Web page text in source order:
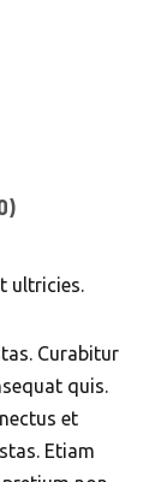
ultricies.
Curabitur
quis.
et
Etiam